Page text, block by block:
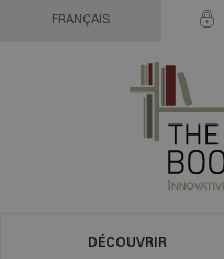
FRANÇAIS
DÉCOUVRIR